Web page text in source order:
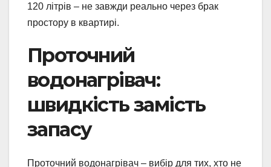
120 літрів – не завжди реально через брак
простору в квартирі.
Проточний
водонагрівач:
швидкість замість
запасу
Проточний водонагрівач – вибір для тих, хто не